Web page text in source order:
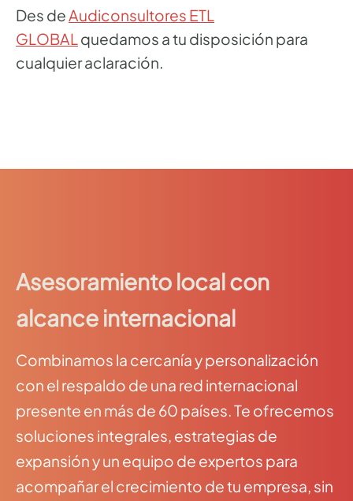
Des deAudiconsultores ETL
GLOBALquedamos a tu disposición para
cualquier aclaración.
Asesoramiento local con
alcance internacional
Combinamos la cercanía y personalización
con el respaldo de una red internacional
presente en más de 60 países. Te ofrecemos
soluciones integrales, estrategias de
expansión y un equipo de expertos para
acompañar el crecimiento de tu empresa, sin